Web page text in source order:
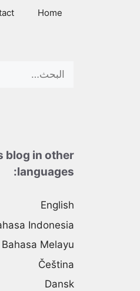
Home
Search
blog in other
languages:
English
Indonesia
Bahasa Melayu
Čeština
Dansk